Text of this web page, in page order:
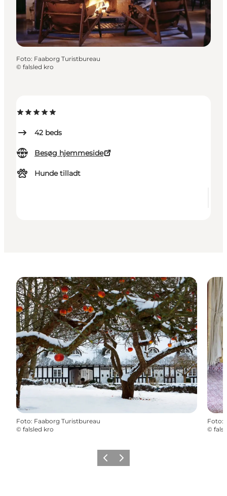
42 beds
Besøg hjemmeside
Hunde tilladt
Foto: Faaborg Turistbureau
© falsled kro
Foto: Faaborg Turistbureau
© falsled kro
Foto:
©
ForrigeNæste